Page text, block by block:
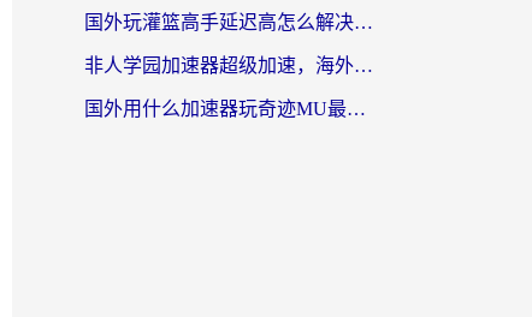
国外玩灌篮高手延迟高怎么解决？海外玩家国服游戏加速终极指南
非人学园加速器超级加速，海外玩家重返国服的通行证
国外用什么加速器玩奇迹MU最好？2026海外玩家国服游戏加速全攻略